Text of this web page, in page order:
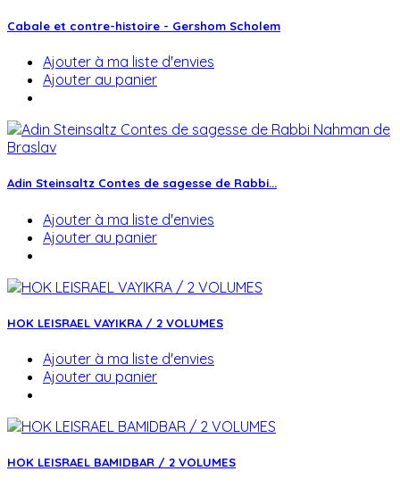
Cabale et contre-histoire - Gershom Scholem
Ajouter à ma liste d'envies
Ajouter au panier
Adin Steinsaltz Contes de sagesse de Rabbi...
Ajouter à ma liste d'envies
Ajouter au panier
HOK LEISRAEL VAYIKRA / 2 VOLUMES
Ajouter à ma liste d'envies
Ajouter au panier
HOK LEISRAEL BAMIDBAR / 2 VOLUMES